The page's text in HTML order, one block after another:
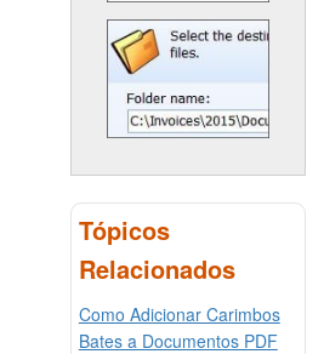
Tópicos
Relacionados
Como Adicionar Carimbos
Bates a Documentos PDF